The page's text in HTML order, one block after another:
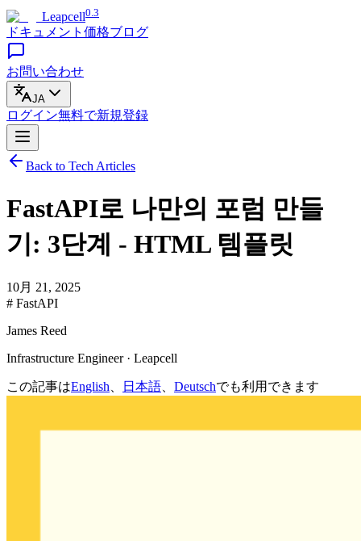
Leapcell0.3
ドキュメント 価格ブログ
お問い合わせ
JA
ログイン無料で新規登録
Back to Tech Articles
FastAPI로 나만의 포럼 만들
기: 3단계 - HTML 템플릿
10月 21, 2025
# FastAPI
James Reed
Infrastructure Engineer · Leapcell
この記事はEnglish 日本語 Deutschでも利用できます